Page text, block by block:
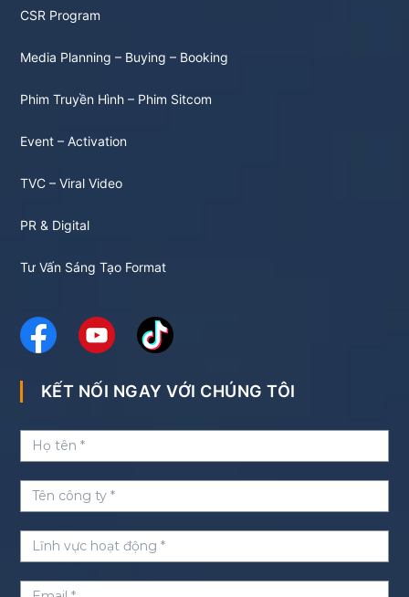
CSR Program
Media Planning – Buying – Booking
Phim Truyền Hình – Phim Sitcom
Event – Activation
TVC – Viral Video
PR & Digital
Tư Vấn Sáng Tạo Format
KẾT NỐI NGAY VỚI CHÚNG TÔI